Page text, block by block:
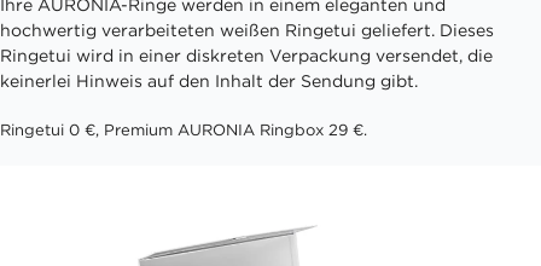
Ihre AURONIA-Ringe werden in einem eleganten und
hochwertig verarbeiteten weißen Ringetui geliefert. Dieses
Ringetui wird in einer diskreten Verpackung versendet, die
keinerlei Hinweis auf den Inhalt der Sendung gibt.
Ringetui 0 €, Premium AURONIA Ringbox 29 €.